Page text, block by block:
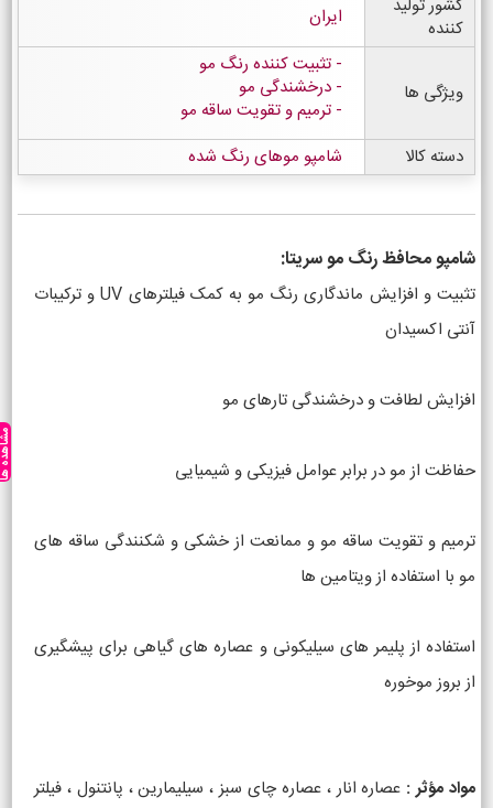
کشور تولید
کننده
ایران
ویژگی ها
تثبیت کننده رنگ مو
درخشندگی مو
ترمیم و تقویت ساقه مو
دسته کالا
شامپو موهای رنگ شده
شامپو محافظ رنگ مو سریتا:
تثبیت و افزایش ماندگاری رنگ مو به کمک فیلترهای UV و ترکیبات
آنتی اکسیدان
افزایش لطافت و درخشندگی تارهای مو
حفاظت از مو در برابر عوامل فیزیکی و شیمیایی
ترمیم و تقویت ساقه مو و ممانعت از خشکی و شکنندگی ساقه های
مو با استفاده از ویتامین ها
استفاده از پلیمر های سیلیکونی و عصاره های گیاهی برای پیشگیری
از بروز موخوره
مواد مؤثر : عصاره انار ، عصاره چای سبز ، سیلیمارین ، پانتنول ، فیلتر